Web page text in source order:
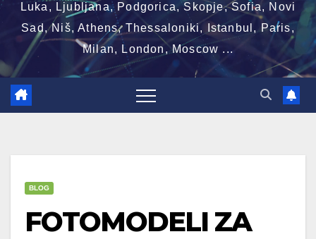
Luka, Ljubljana, Podgorica, Skopje, Sofia, Novi
Sad, Niš, Athens, Thessaloniki, Istanbul, Paris,
Milan, London, Moscow ...
BLOG
FOTOMODELI ZA